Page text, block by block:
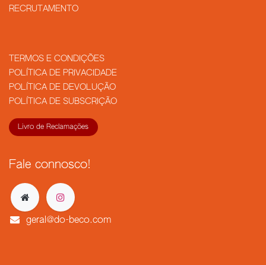
RECRUTAMENTO
TERMOS E CONDIÇÕES
POLÍTICA DE PRIVACIDADE
POLÍTICA DE DEVOLUÇÃO
POLÍTICA DE SUBSCRIÇÃO
Livro de Reclamações
Fale connosco!
geral@do-beco.com